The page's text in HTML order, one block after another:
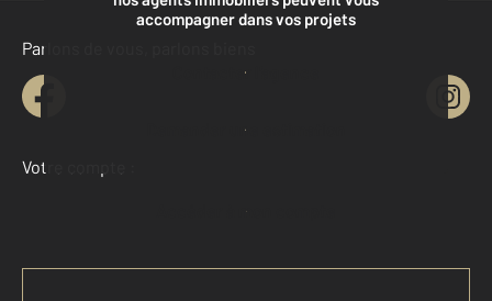
accompagner dans vos projets
Contacter l'agence
Demander une estimation
Parlons de vous, parlons biens
Votre compte :
Accéder à mon compte